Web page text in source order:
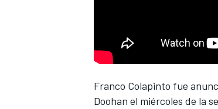
NASCAR CUP
Franco Colapinto fue
Doohan el miércoles de la